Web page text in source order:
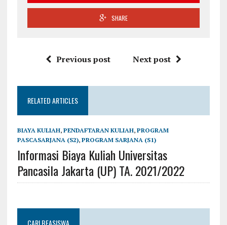
SHARE
Previous post Next post
RELATED ARTICLES
BIAYA KULIAH, PENDAFTARAN KULIAH, PROGRAM
PASCASARJANA (S2), PROGRAM SARJANA (S1)
Informasi Biaya Kuliah Universitas
Pancasila Jakarta (UP) TA. 2021/2022
CARI BEASISWA